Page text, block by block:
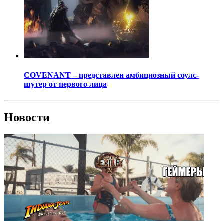
COVENANT – представлен амбициозный соулс-
шутер от первого лица
Новости